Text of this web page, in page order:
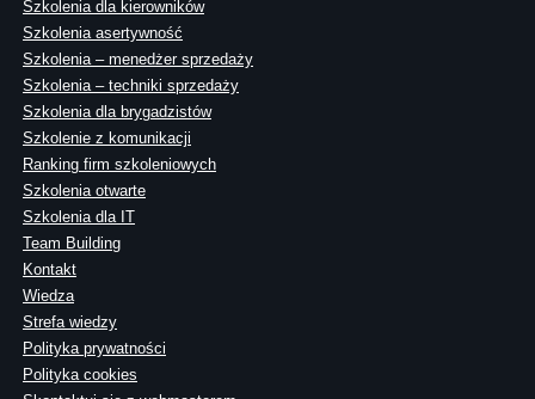
Szkolenia dla kierowników
Szkolenia asertywność
Szkolenia – menedżer sprzedaży
Szkolenia – techniki sprzedaży
Szkolenia dla brygadzistów
Szkolenie z komunikacji
Ranking firm szkoleniowych
Szkolenia otwarte
Szkolenia dla IT
Team Building
Kontakt
Wiedza
Strefa wiedzy
Polityka prywatności
Polityka cookies